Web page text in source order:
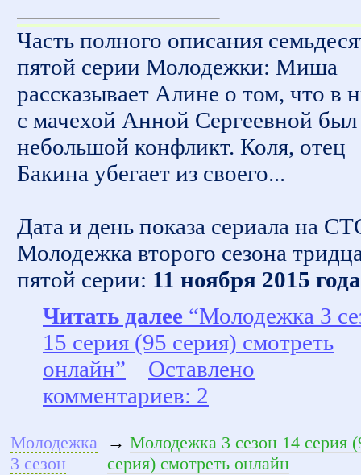
Часть полного описания
пятой серии Молодежки: Миша
рассказывает Алине о том, что в
с мачехой Анной Сергеевной был
небольшой конфликт. Коля, отец
Бакина убегает из своего...
Дата и день показа сериала на
Молодежка второго сезона
пятой серии: 11 ноября 2015 года
Читать далее “Молодежка 3
15 серия (95 серия) смотреть
онлайн”
Оставлено
комментариев: 2
Молодежка
3 сезон
→ Молодежка 3 сезон 14 серия
серия) смотреть онлайн